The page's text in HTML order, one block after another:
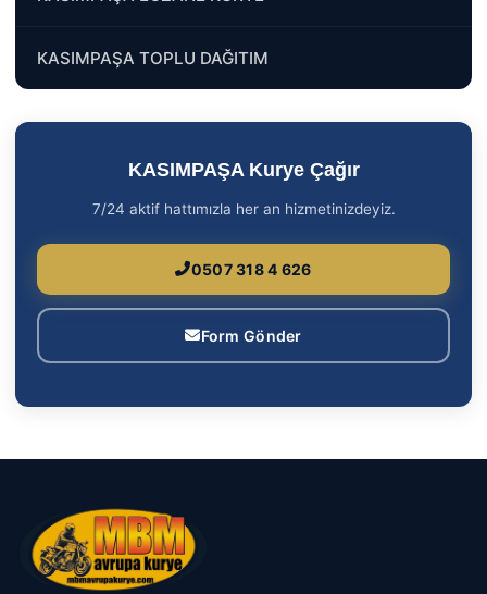
KASIMPAŞA TOPLU DAĞITIM
KASIMPAŞA Kurye Çağır
7/24 aktif hattımızla her an hizmetinizdeyiz.
0507 318 4 626
Form Gönder